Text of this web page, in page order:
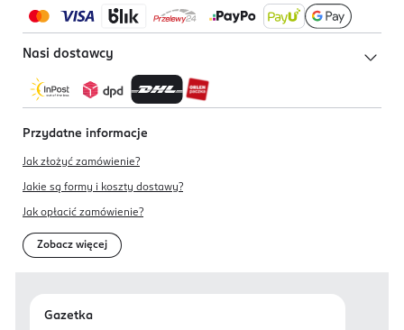
Nasi dostawcy
Przydatne informacje
Jak złożyć zamówienie?
Jakie są formy i koszty dostawy?
Jak opłacić zamówienie?
Zobacz więcej
Gazetka